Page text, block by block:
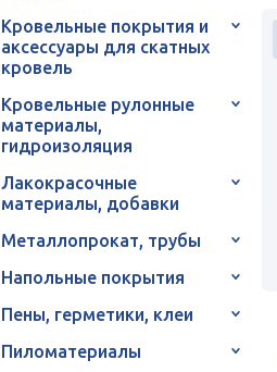
Кровельные покрытия и
аксессуары для скатных
кровель
Кровельные рулонные
материалы,
гидроизоляция
Лакокрасочные
материалы, добавки
Металлопрокат, трубы
Напольные покрытия
Пены, герметики, клеи
Пиломатериалы